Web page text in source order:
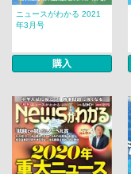
ニュースがわかる 2021
年3月号
購入